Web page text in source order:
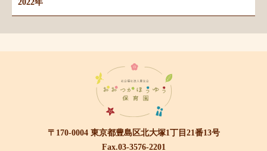
2022年
〒170-0004 東京都豊島区北大塚1丁目21番13号
Fax.03-3576-2201